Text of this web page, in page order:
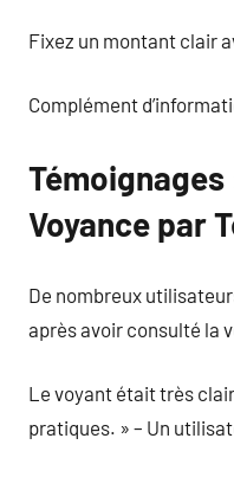
Fixez un montant clair
Complément
Témoignages
Voyance par
De nombreux
après avoir consulté la
Le voyant était très
pratiques. » – Un